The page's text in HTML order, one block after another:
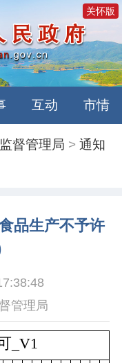
关怀版
互动 市情
督管理局 >通知
品生产不予许
管理局
_V1